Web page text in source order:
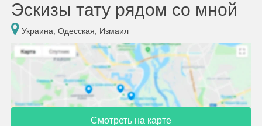
Эскизы тату рядом со мной
Украина, Одесская, Измаил
Смотреть на карте